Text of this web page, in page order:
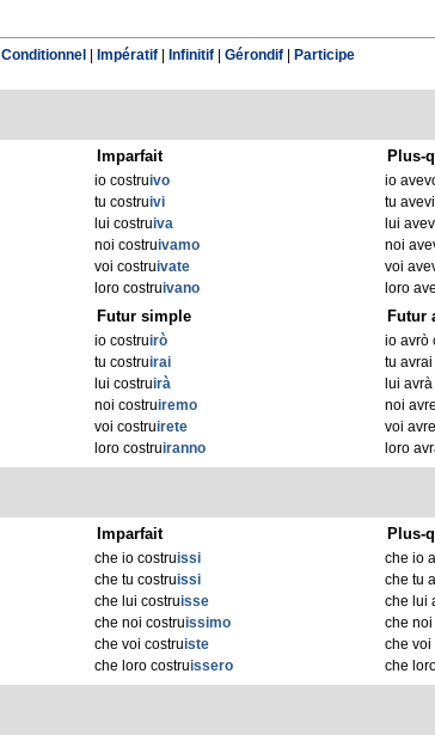
Conditionnel Impératif Infinitif Gérondif Participe
Imparfait
io costruivo
tu costruivi
lui costruiva
noi costruivamo
voi costruivate
loro costruivano
Plus-
io
tu
lui
noi
voi
loro
Futur simple
io costruirò
tu costruirai
lui costruirà
noi costruiremo
voi costruirete
loro costruiranno
Futur
io avrò
tu
lui
noi
voi
loro
Imparfait
che io costruissi
che tu costruissi
che lui costruisse
che noi costruissimo
che voi costruiste
che loro costruissero
Plus-
che io
che tu
che lui
che
che voi
che